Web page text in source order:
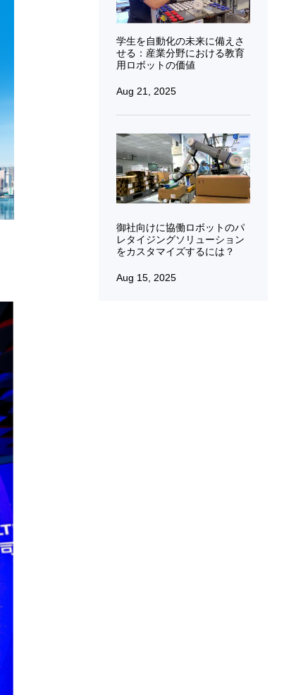
学生を自動化の未来に備えさ
せる：産業分野における教育
用ロボットの価値
Aug 21, 2025
御社向けに協働ロボットのパ
レタイジングソリューション
をカスタマイズするには？
Aug 15, 2025